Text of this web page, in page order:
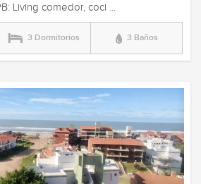
Living comedor, coci ...
3 Dormitorios 3 Baños